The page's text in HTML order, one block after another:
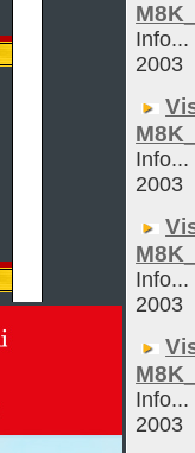
Info...
2003
Info...
2003
Info...
2003
Info...
2003